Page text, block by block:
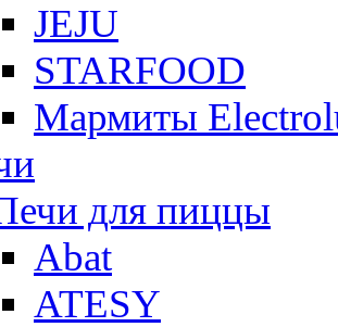
JEJU
STARFOOD
Мармиты
для пиццы
Abat
ATESY